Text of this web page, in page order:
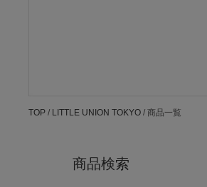
TOP / LITTLE UNION TOKYO / 商品一覧
商品検索